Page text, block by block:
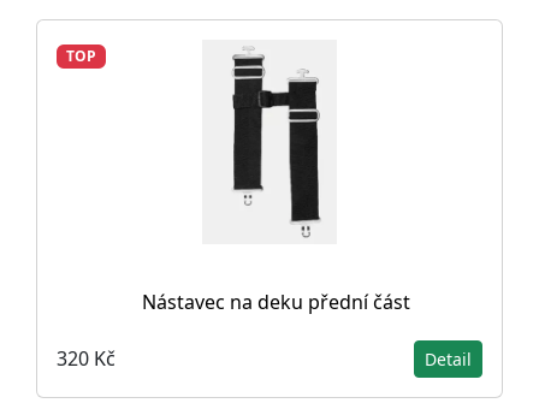
TOP
Nástavec na deku přední část
320 Kč Detail